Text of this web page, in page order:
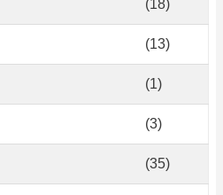
(18)
(13)
(1)
(3)
(35)